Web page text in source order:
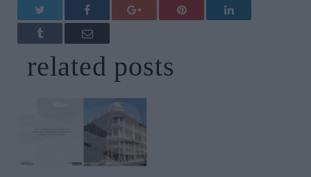
Facebook Google+ Pinterest LinkedIn
Tumblr Email
related posts